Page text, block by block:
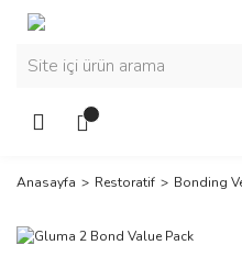
Anasayfa Restoratif Bonding